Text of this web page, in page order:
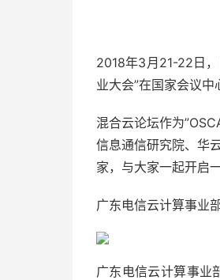
2018年3月21-22日
业大会”在国家会议中
混合云论坛作为
信息通信研究院、华
家，与大家一起开启
广东电信云计算事业
广东电信云计算事业